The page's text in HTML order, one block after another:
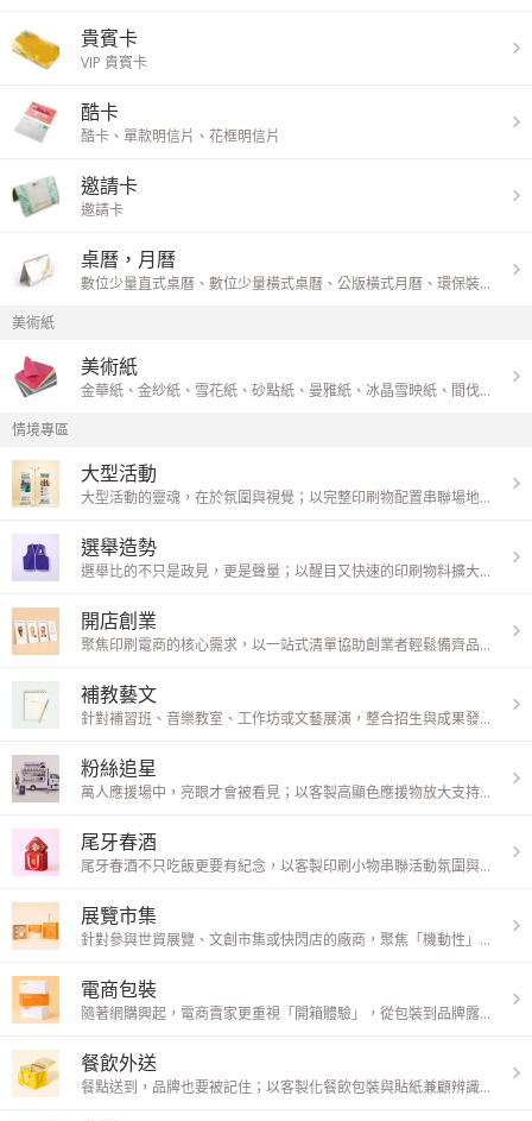
貴賓卡
VIP 貴賓卡
酷卡
酷卡 、 單款明信片 、 花框明信片
邀請卡
邀請卡
桌曆，月曆
數位少量直式桌曆 、 數位少量橫式桌曆 、 公版橫式月曆 、 環保裝月曆
美術紙
美術紙
金華紙 、 金紗紙 、 雪花紙 、 砂點紙 、 曼雅紙 、 冰晶雪映紙 、 間伐紙
情境專區
大型活動
大型活動的靈魂，在於氛圍與視覺；以完整印刷物配置串聯場地佈置、活動識別與互動宣傳，讓現場更有秩序也更有感。
選舉造勢
選舉比的不只是政見，更是聲量；以醒目又快速的印刷物料擴大街頭曝光與造勢現場影響力，讓訊息被更多人看見。
開店創業
聚焦印刷電商的核心需求，以一站式清單協助創業者輕鬆備齊品牌宣傳品與開店物料。
補教藝文
針對補習班、音樂教室、工作坊或文藝展演，整合招生與成果發表的雙重需求，讓宣傳與展示一次到位。
粉絲追星
萬人應援場中，亮眼才會被看見；以客製高顯色應援物放大支持聲量，讓你的支持瞬間被注意。
尾牙春酒
尾牙春酒不只吃飯更要有紀念，以客製印刷小物串聯活動氛圍與榮耀收藏，讓歡笑回憶更值得留下。
展覽市集
針對參與世貿展覽、文創市集或快閃店的廠商，聚焦「機動性」與「視覺衝擊」，協助攤位快速吸睛並提升現場互動。
電商包裝
隨著網購興起，電商賣家更重視「開箱體驗」，從包裝到品牌露出同步升級，進一步增加品牌記憶點。
餐飲外送
餐點送到，品牌也要被記住；以客製化餐飲包裝與貼紙兼顧辨識度與實用性，讓每一份外送都成為行銷機會。